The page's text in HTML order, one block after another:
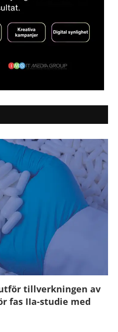
tillverkningen av
fas IIa-studie med